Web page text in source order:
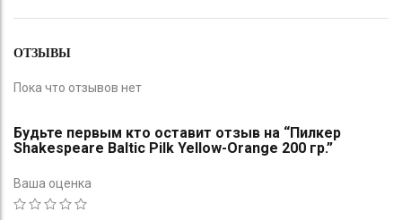
ОТЗЫВЫ
Пока что отзывов нет
Будьте первым кто оставит отзыв на “Пилкер
Shakespeare Baltic Pilk Yellow-Orange 200 гр.”
Ваша оценка